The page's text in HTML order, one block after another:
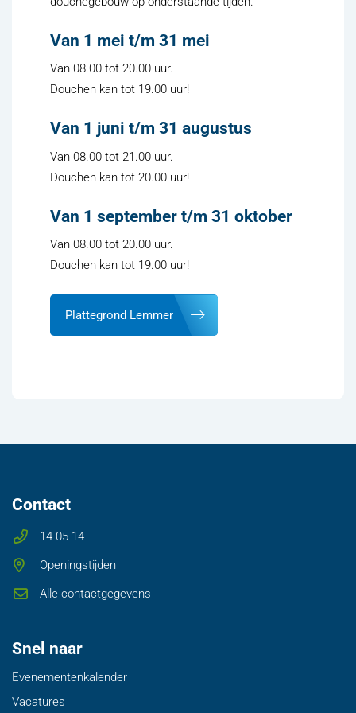
Van 1 mei t/m 31 mei
Van 08.00 tot 20.00 uur.
Douchen kan tot 19.00 uur!
Van 1 juni t/m 31 augustus
Van 08.00 tot 21.00 uur.
Douchen kan tot 20.00 uur!
Van 1 september t/m 31 oktober
Van 08.00 tot 20.00 uur.
Douchen kan tot 19.00 uur!
Plattegrond Lemmeru gaat naar een externe website
Contact
14 05 14
Openingstijden
Alle contactgegevens
Snel naar
Evenementenkalender
Vacatures